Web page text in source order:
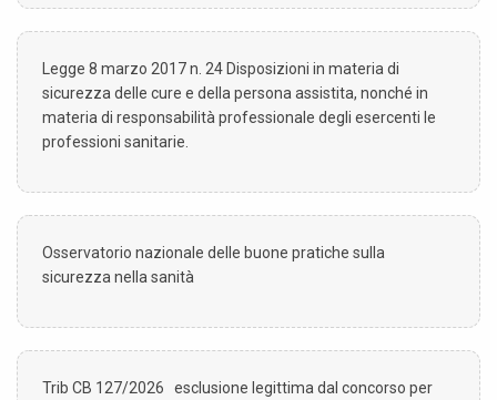
Legge 8 marzo 2017 n. 24 Disposizioni in materia di
sicurezza delle cure e della persona assistita, nonché in
materia di responsabilità professionale degli esercenti le
professioni sanitarie.
Osservatorio nazionale delle buone pratiche sulla
sicurezza nella sanità
Trib CB 127/2026 esclusione legittima dal concorso per